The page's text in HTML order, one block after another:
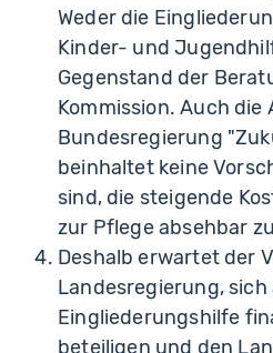
Weder die
Kinder- und
Gegenstand der
Kommission. Auch
Bundesregierung
beinhaltet keine
sind, die steigende
zur Pflege absehbar
Deshalb erwartet der
Landesregierung, sich
Eingliederungshilfe
beteiligen und den